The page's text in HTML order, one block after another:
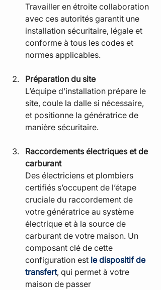
Travailler en étroite collaboration
avec ces autorités garantit une
installation sécuritaire, légale et
conforme à tous les codes et
normes applicables.
Préparation du site
L’équipe d’installation prépare le
site, coule la dalle si nécessaire,
et positionne la génératrice de
manière sécuritaire.
Raccordements électriques et de
carburant
Des électriciens et plombiers
certifiés s’occupent de l’étape
cruciale du raccordement de
votre génératrice au système
électrique et à la source de
carburant de votre maison. Un
composant clé de cette
configuration est le dispositif de
transfert, qui permet à votre
maison de passer